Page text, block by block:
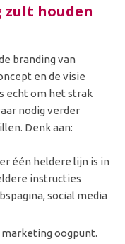
zult houden
branding van
en de visie
echt om het strak
nodig verder
Denk aan:
één heldere lijn is in
instructies
social media
oogpunt.